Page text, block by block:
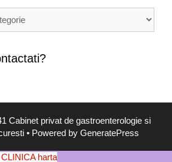
Cabinet privat de gastroenterologie si
• Powered by GeneratePress
CLINICA harta